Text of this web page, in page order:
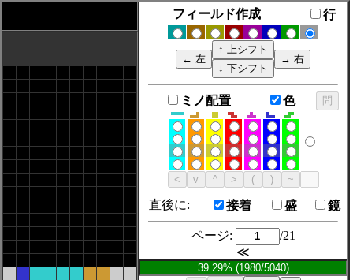
フィールド作成 行
ミノ配置 色
直後に: 接着 盛 鏡
ページ:
/21
≪